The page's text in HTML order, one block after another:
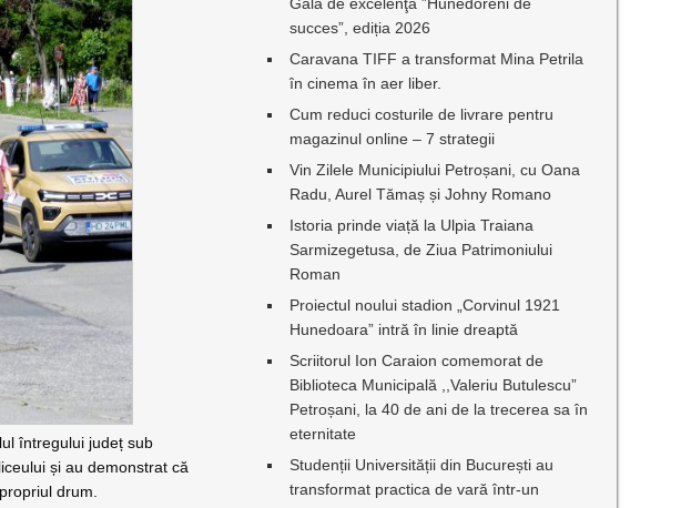
întregului județ sub
și au demonstrat că
drum.
succes”, ediția 2026
Caravana TIFF a transformat Mina Petrila
în cinema în aer liber.
Cum reduci costurile de livrare pentru
magazinul online – 7 strategii
Vin Zilele Municipiului Petroșani, cu Oana
Radu, Aurel Tămaș și Johny Romano
Istoria prinde viață la Ulpia Traiana
Sarmizegetusa, de Ziua Patrimoniului
Roman
Proiectul noului stadion „Corvinul 1921
Hunedoara” intră în linie dreaptă
Scriitorul Ion Caraion comemorat de
Biblioteca Municipală ,,Valeriu Butulescu”
Petroșani, la 40 de ani de la trecerea sa în
eternitate
Studenții Universității din București au
transformat practica de vară într-un